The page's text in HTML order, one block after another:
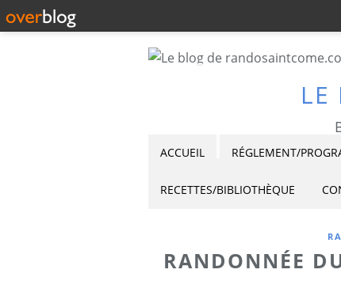
LE
ACCUEIL RÉGLEMENT/
RECETTES/BIBLIOTHÈQUE
RANDONNÉE